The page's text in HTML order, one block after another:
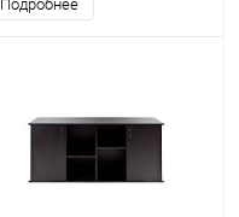
Подробнее